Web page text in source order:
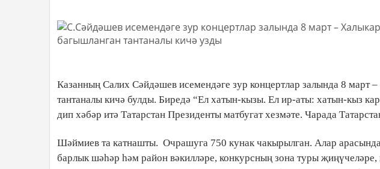
Казанның Салих Сәйдәшев исемендәге зур концертлар залында 8 март
тантаналы кичә булды. Биредә “Ел хатын-кызы. Ел ир-аты: хатын-кыз
дип хәбәр итә Татарстан Президенты матбугат хезмәте. Чарада
Шәймиев та катнашты. Очрашуга 750 кунак чакырылган. Алар
барлык шәһәр һәм район вәкилләре, конкурсның зона туры